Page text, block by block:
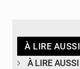
À LIRE AUSSI
À LIRE AUSSI